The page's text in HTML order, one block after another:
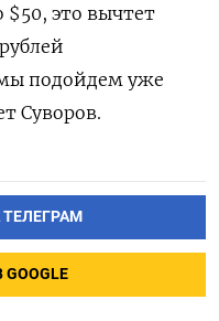
$50, это вычтет
подойдем уже
Суворов.